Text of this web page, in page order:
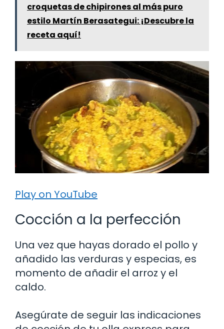
croquetas de chipirones al más puro
estilo Martín Berasategui: ¡Descubre la
receta aquí!
Play on YouTube
Cocción a la perfección
Una vez que hayas dorado el pollo y
añadido las verduras y especias, es
momento de añadir el arroz y el
caldo.
Asegúrate de seguir las indicaciones